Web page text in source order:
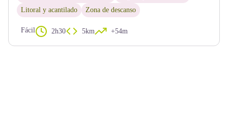
Litoral y acantilado
Zona de descanso
Fácil 2h30 5km +54m